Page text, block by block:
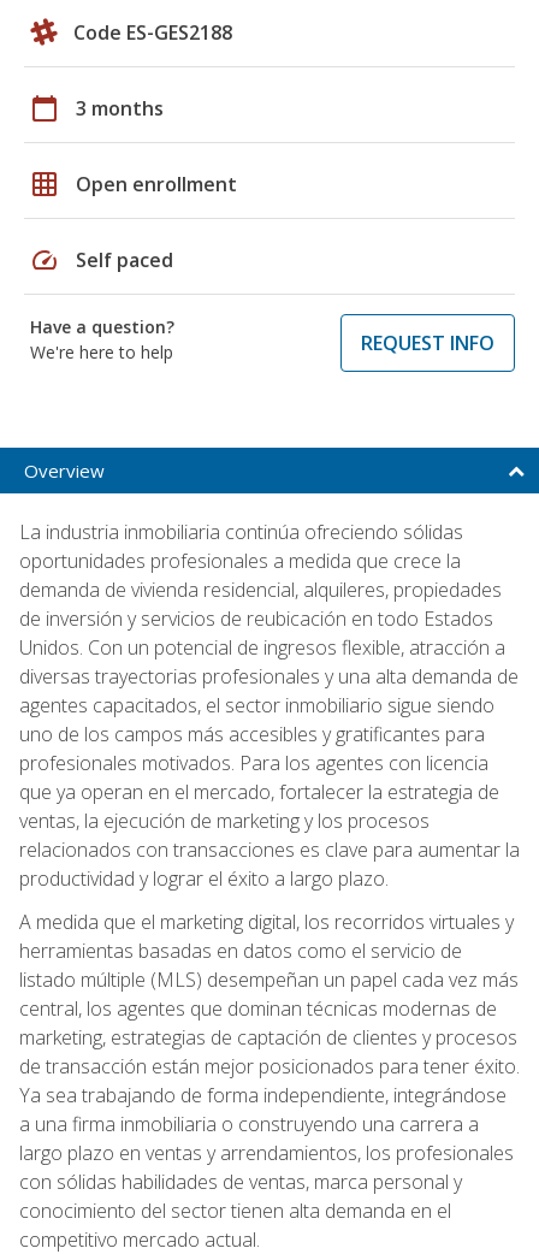
Code ES-GES2188
calendar_today 3 months
grid_on Open enrollment
speed Self paced
Have a question?
We're here to help
REQUEST INFO
Overview
La industria inmobiliaria continúa ofreciendo sólidas
oportunidades profesionales a medida que crece la
demanda de vivienda residencial, alquileres, propiedades
de inversión y servicios de reubicación en todo Estados
Unidos. Con un potencial de ingresos flexible, atracción a
diversas trayectorias profesionales y una alta demanda de
agentes capacitados, el sector inmobiliario sigue siendo
uno de los campos más accesibles y gratificantes para
profesionales motivados. Para los agentes con licencia
que ya operan en el mercado, fortalecer la estrategia de
ventas, la ejecución de marketing y los procesos
relacionados con transacciones es clave para aumentar la
productividad y lograr el éxito a largo plazo.
A medida que el marketing digital, los recorridos virtuales y
herramientas basadas en datos como el servicio de
listado múltiple (MLS) desempeñan un papel cada vez más
central, los agentes que dominan técnicas modernas de
marketing, estrategias de captación de clientes y procesos
de transacción están mejor posicionados para tener éxito.
Ya sea trabajando de forma independiente, integrándose
a una firma inmobiliaria o construyendo una carrera a
largo plazo en ventas y arrendamientos, los profesionales
con sólidas habilidades de ventas, marca personal y
conocimiento del sector tienen alta demanda en el
competitivo mercado actual.